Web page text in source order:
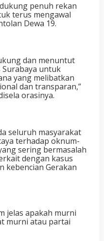
penuh rekan
terus mengawal
Dewa 19.
dan menuntut
Surabaya untuk
yang melibatkan
dan transparan,”
orasinya.
seluruh masyarakat
terhadap oknum-
sering bermasalah
dengan kasus
kebencian Gerakan
jelas apakah murni
murni atau partai